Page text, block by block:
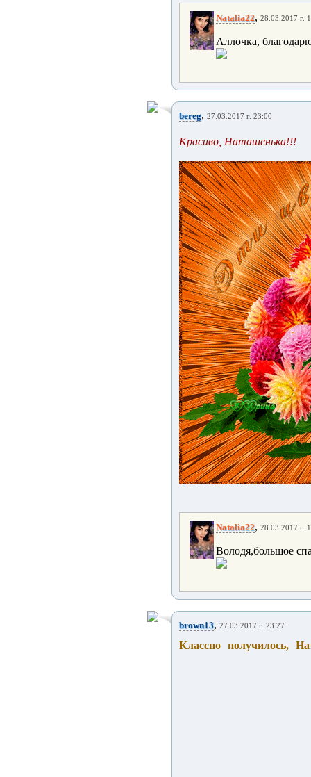
Natalia22, 28.03.2017 г.
Аллочка,
bereg, 27.03.2017 г. 23:00
Красиво, Наташенька!!!
Natalia22, 28.03.2017 г.
Володя,большое
brown13, 27.03.2017 г. 23:27
Классно получилось,